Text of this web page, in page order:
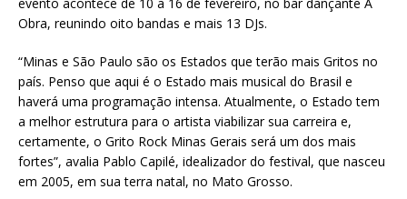
evento acontece de 10 a 16 de fevereiro, no bar dançante A
Obra, reunindo oito bandas e mais 13 DJs.
“Minas e São Paulo são os Estados que terão mais Gritos no
país. Penso que aqui é o Estado mais musical do Brasil e
haverá uma programação intensa. Atualmente, o Estado tem
a melhor estrutura para o artista viabilizar sua carreira e,
certamente, o Grito Rock Minas Gerais será um dos mais
fortes”, avalia Pablo Capilé, idealizador do festival, que nasceu
em 2005, em sua terra natal, no Mato Grosso.